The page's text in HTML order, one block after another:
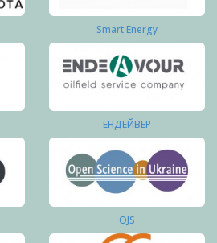
Smart Energy
ЕНДЕЙВЕР
OJS